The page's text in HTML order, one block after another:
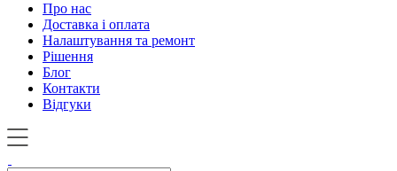
Про нас
Доставка і оплата
Налаштування та ремонт
Рішення
Блог
Контакти
Відгуки